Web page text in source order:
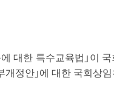
대한 특수교육법｣이
개정안｣에 대한 국회상